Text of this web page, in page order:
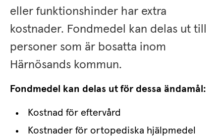
eller funktionshinder har extra
kostnader. Fondmedel kan delas ut till
personer som är bosatta inom
Härnösands kommun.
Fondmedel kan delas ut för dessa ändamål:
Kostnad för eftervård
Kostnader för ortopediska hjälpmedel